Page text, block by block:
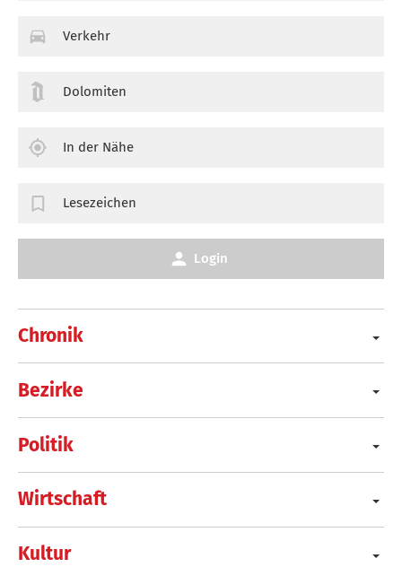
Chronik
Bezirke
Politik
Wirtschaft
Kultur
Verkehr
Dolomiten
In der Nähe
Lesezeichen
Login